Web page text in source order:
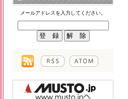
メールアドレスを入力してください。